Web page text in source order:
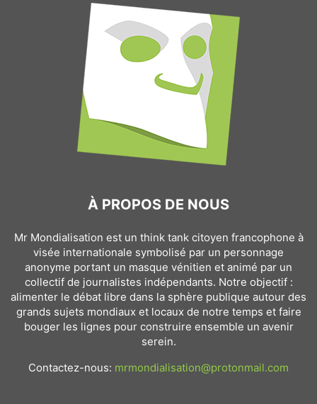
À PROPOS DE NOUS
Mr Mondialisation est un think tank citoyen francophone à
visée internationale symbolisé par un personnage
anonyme portant un masque vénitien et animé par un
collectif de journalistes indépendants. Notre objectif :
alimenter le débat libre dans la sphère publique autour des
grands sujets mondiaux et locaux de notre temps et faire
bouger les lignes pour construire ensemble un avenir
serein.
Contactez-nous: mrmondialisation@protonmail.com